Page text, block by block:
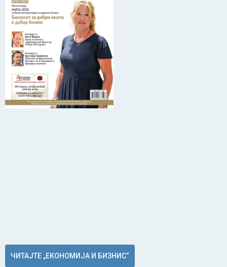
ЧИТАЈТЕ „ЕКОНОМИЈА И БИЗНИС“